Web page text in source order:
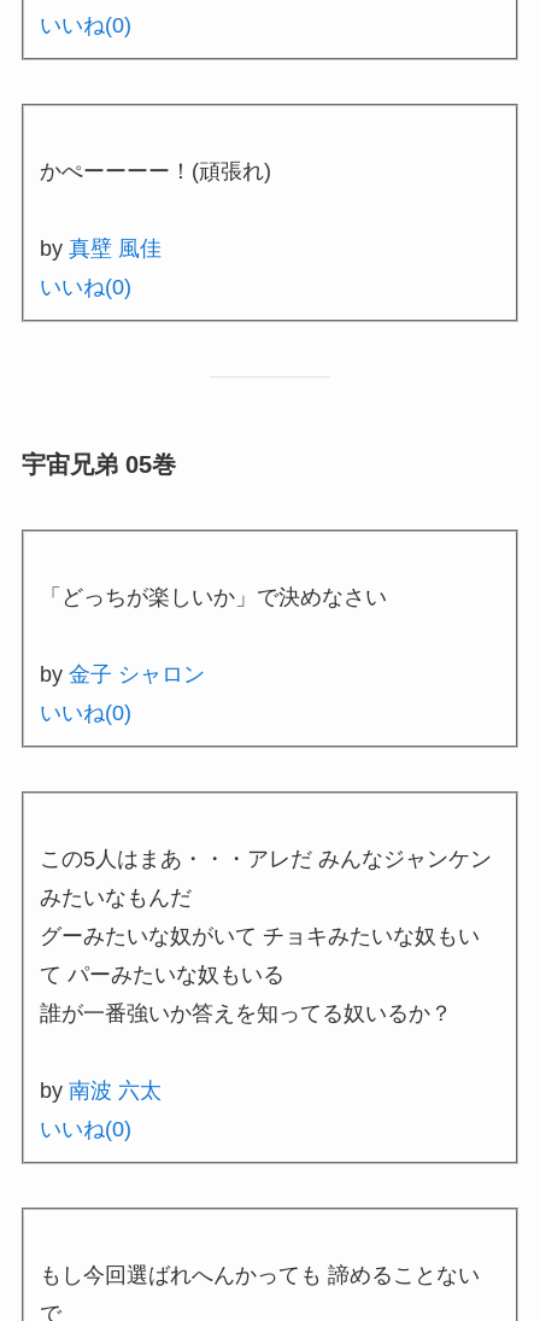
いいね(0)
かぺーーーー！(頑張れ)
by真壁 風佳
いいね(0)
宇宙兄弟 05巻
「どっちが楽しいか」で決めなさい
by金子 シャロン
いいね(0)
この5人はまあ・・・アレだ みんなジャンケン
みたいなもんだ
グーみたいな奴がいて チョキみたいな奴もい
て パーみたいな奴もいる
誰が一番強いか答えを知ってる奴いるか？
by南波 六太
いいね(0)
もし今回選ばれへんかっても 諦めることない
で